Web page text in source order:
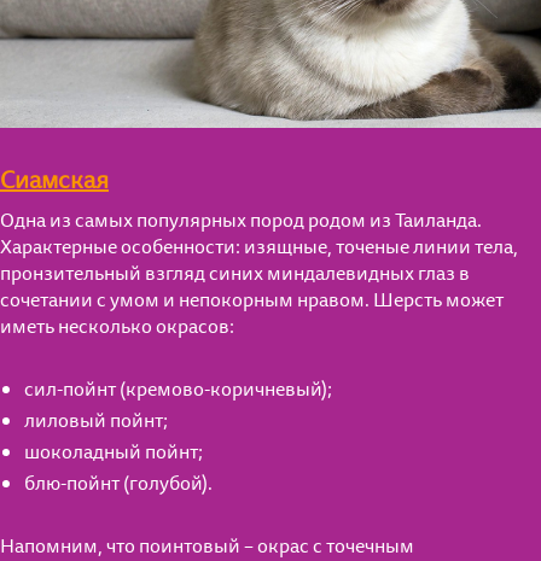
Сиамская
Одна из самых популярных пород родом из Таиланда.
Характерные особенности: изящные, точеные линии тела,
пронзительный взгляд синих миндалевидных глаз в
сочетании с умом и непокорным нравом. Шерсть может
иметь несколько окрасов:
сил-пойнт (кремово-коричневый);
лиловый пойнт;
шоколадный пойнт;
блю-пойнт (голубой).
Напомним, что поинтовый – окрас с точечным